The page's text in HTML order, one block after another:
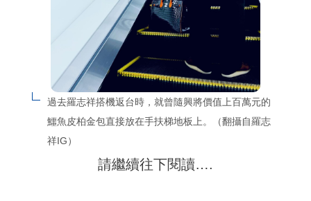
過去羅志祥搭機返台時，就曾隨興將價值上百萬元的
鱷魚皮柏金包直接放在手扶梯地板上。（翻攝自羅志
祥IG）
請繼續往下閱讀….